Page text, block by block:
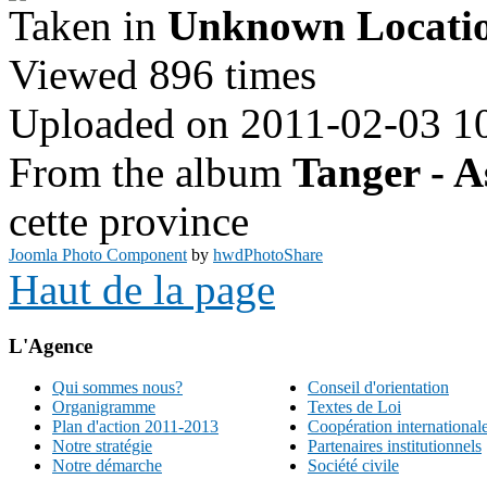
Taken in Unknown
Viewed 896 times
Uploaded on 2011-02-03
From the album Tanger -
cette province
Joomla Photo Component by hwdPhotoShare
Haut de la page
L'Agence
Qui sommes nous?
Organigramme
Plan d'action 2011-2013
Notre stratégie
Notre démarche
Conseil d'orientation
Textes de Loi
Coopération
Partenaires institutionnels
Société civile